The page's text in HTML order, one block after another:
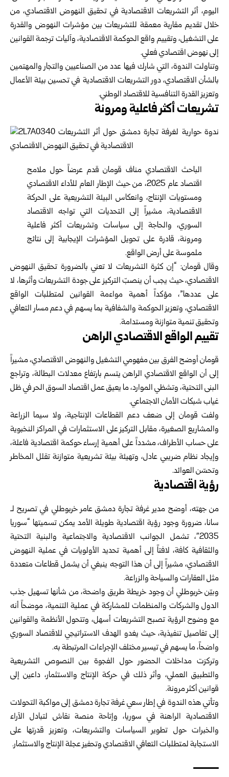
اليوم، أثر التشريعات الاقتصادية في تحقيق النهوض الاقتصادي، من
خلال تقديم مقاربة معمقة للتشريعات بين مؤشرات النهوض والقدرة
على التشغيل، وتقييم واقع الحوكمة الاقتصادية، وآليات ترجمة القوانين
إلى نهوض اقتصادي فعلي.
وتناولت الندوة، التي شارك فيها عدد من الصناعيين والتجار والمهتمين
بالشأن الاقتصادي، دور التشريعات الاقتصادية في تحسين بيئة الأعمال
وتعزيز القدرة التنافسية للاقتصاد الوطني.
تشريعات أكثر فاعلية ومرونة
الباحث الاقتصادي مناف قومان قدم عرضاً حول ملامح
اقتصاد عام 2025، من حيث الإطار العام للأداء الاقتصادي
ومستويات الإنتاج، وانعكاس البيئة التشريعية على الحركة
الاقتصادية، مشيراً إلى التحديات التي تواجه الاقتصاد
السوري، والحاجة إلى سياسات وتشريعات أكثر فاعلية
ومرونة، قادرة على تحويل المؤشرات الإيجابية إلى نتائج
ملموسة على أرض الواقع.
وقال قومان: “إن كثرة التشريعات لا تعني بالضرورة تحقيق النهوض
الاقتصادي، حيث يجب أن ينصبّ التركيز على جودة التشريعات وأثرها، لا
على عددها”، مؤكداً أهمية مواءمة القوانين لمتطلبات الواقع
الاقتصادي، وتعزيز الحوكمة والشفافية بما يسهم في دعم مسار التعافي
وتحقيق تنمية متوازنة ومستدامة.
تقييم الواقع الاقتصادي الراهن
قومان أوضح الفرق بين مفهومي التشغيل والنهوض الاقتصادي، مشيراً
إلى أن الواقع الاقتصادي الراهن يتسم بارتفاع معدلات البطالة، وتراجع
البنى التحتية، وتشظي الموارد، ما يعيق عمل اقتصاد السوق الحر في ظل
غياب شبكات الأمان الاجتماعي.
ولفت قومان إلى ضعف دعم القطاعات الإنتاجية، ولا سيما الزراعة
والمشاريع الصغيرة، مقابل التركيز على الاستثمارات في المراكز النخبوية
على حساب الأطراف، مشدداً على أهمية إرساء حوكمة اقتصادية فاعلة،
وإيجاد نظام ضريبي عادل، وتهيئة بيئة تشريعية متوازنة تقلل المخاطر
وتحسّن العوائد.
رؤية اقتصادية
من جهته، أوضح مدير غرفة تجارة دمشق عامر خربوطلي في تصريح لـ
سانا، ضرورة وجود رؤية اقتصادية طويلة الأمد يمكن تسميتها “سوريا
2035″، تشمل الجوانب الاقتصادية والاجتماعية والبنية التحتية
والثقافية كافة، لافتاً إلى أهمية تحديد الأولويات في عملية النهوض
الاقتصادي، مشيراً إلى أن هذا التوجه ينبغي أن يشمل قطاعات متعددة
مثل العقارات والسياحة والزراعة.
وبيّن خربوطلي أن وجود خريطة طريق واضحة، من شأنها تسهيل جذب
الدول والشركات والمنظمات للمشاركة في عملية التنمية، موضحاً أنه
مع وضوح الرؤية تصبح التشريعات أسهل، وتتحول الأنظمة والقوانين
إلى تفاصيل تنفيذية، حيث يغدو الهدف الاستراتيجي للاقتصاد السوري
واضحاً، ما يسهم في تيسير مختلف الإجراءات المرتبطة به.
وتركزت مداخلات الحضور حول الفجوة بين النصوص التشريعية
والتطبيق العملي، وأثر ذلك في حركة الإنتاج والاستثمار، داعين إلى
قوانين أكثر مرونة.
وتأتي هذه الندوة في إطار سعي غرفة تجارة دمشق إلى مواكبة التحولات
الاقتصادية الراهنة في سوريا، وإتاحة منصة نقاش لتبادل الآراء
والخبرات حول تطوير السياسات والتشريعات، وتعزيز قدرتها على
الاستجابة لمتطلبات التعافي الاقتصادي وتحفيز عجلة الإنتاج والاستثمار.